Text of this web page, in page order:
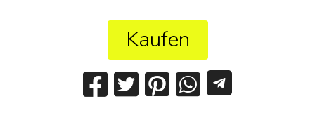
Kaufen